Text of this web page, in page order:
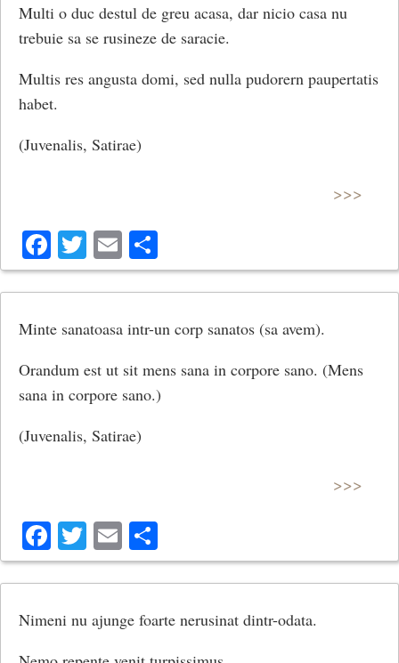
Multi o duc destul de greu acasa, dar nicio casa nu
trebuie sa se rusineze de saracie.
Multis res angusta domi, sed nulla pudorern paupertatis
habet.
(Juvenalis, Satirae)
>>>
Facebook
Twitter
Email
Minte sanatoasa intr-un corp sanatos (sa avem).
Orandum est ut sit mens sana in corpore sano. (Mens
sana in corpore sano.)
(Juvenalis, Satirae)
>>>
Facebook
Twitter
Email
Nimeni nu ajunge foarte nerusinat dintr-odata.